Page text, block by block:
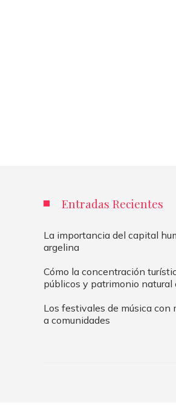
Entradas Recientes
La importancia del capital
argelina
Cómo la concentración
públicos y patrimonio natural
Los festivales de música con
a comunidades